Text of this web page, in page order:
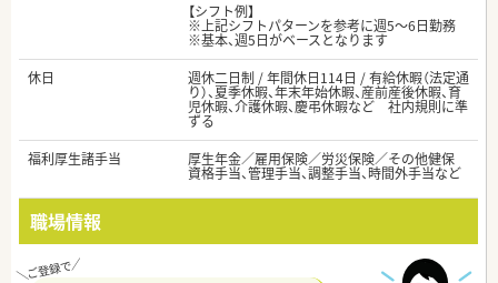
【シフト例】
※上記シフトパターンを参考に週5～6日勤務
※基本、週5日がベースとなります
休日
週休二日制 / 年間休日114日 / 有給休暇（法定通
り）、夏季休暇、年末年始休暇、産前産後休暇、育
児休暇、介護休暇、慶弔休暇など 社内規則に準
ずる
福利厚生諸手当
厚生年金／雇用保険／労災保険／その他健保
資格手当、管理手当、調整手当、時間外手当など
職場情報